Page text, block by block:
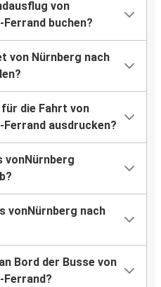
von
buchen?
von Nürnberg nach
die Fahrt von
ausdrucken?
vonNürnberg
vonNürnberg nach
Bord der Busse von
Ferrand?